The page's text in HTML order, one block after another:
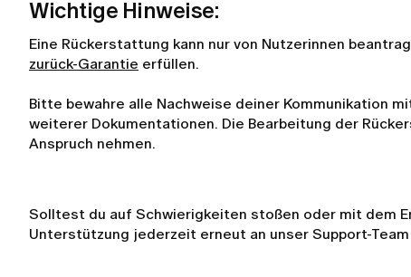
Wichtige Hinweise:
Eine Rückerstattung kann nur von Nutzerinnen
zurück-Garantie erfüllen.
Bitte bewahre alle Nachweise deiner Kommunikation
weiterer Dokumentationen. Die Bearbeitung der
Anspruch nehmen.
Solltest du auf Schwierigkeiten stoßen oder mit dem
Unterstützung jederzeit erneut an unser Support-Team